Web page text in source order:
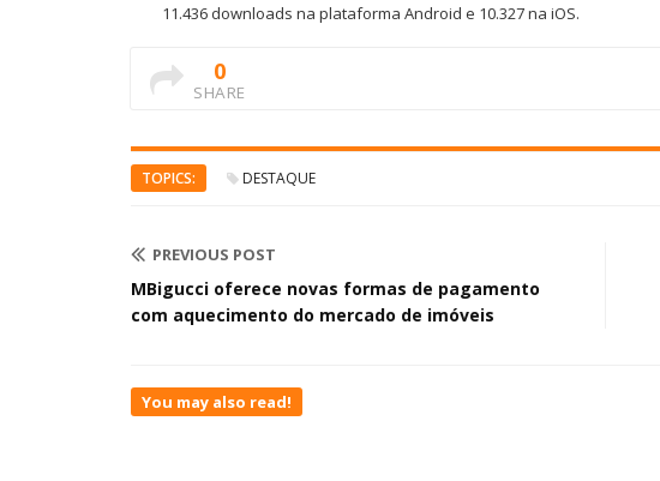
11.436 downloads na plataforma Android e 10.327 na iOS.
0
SHARE
TOPICS: DESTAQUE
PREVIOUS POST
MBigucci oferece novas formas de pagamento
com aquecimento do mercado de imóveis
You may also read!